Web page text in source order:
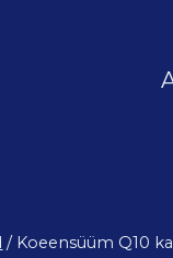
/ Koeensüüm Q10